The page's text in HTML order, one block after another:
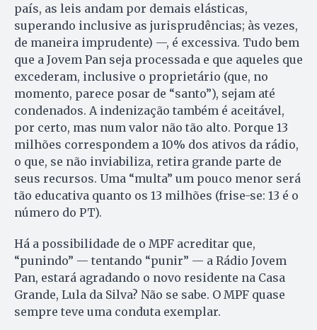
país, as leis andam por demais elásticas,
superando inclusive as jurisprudências; às vezes,
de maneira imprudente) —, é excessiva. Tudo bem
que a Jovem Pan seja processada e que aqueles que
excederam, inclusive o proprietário (que, no
momento, parece posar de “santo”), sejam até
condenados. A indenização também é aceitável,
por certo, mas num valor não tão alto. Porque 13
milhões correspondem a 10% dos ativos da rádio,
o que, se não inviabiliza, retira grande parte de
seus recursos. Uma “multa” um pouco menor será
tão educativa quanto os 13 milhões (frise-se: 13 é o
número do PT).
Há a possibilidade de o MPF acreditar que,
“punindo” — tentando “punir” — a Rádio Jovem
Pan, estará agradando o novo residente na Casa
Grande, Lula da Silva? Não se sabe. O MPF quase
sempre teve uma conduta exemplar.